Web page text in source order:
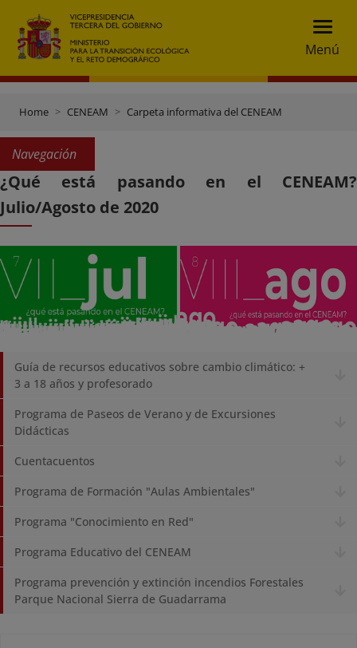
Menú
Home CENEAM Carpeta informativa del CENEAM
Navegación
¿Qué está pasando en el CENEAM?
Julio/Agosto de 2020
Guía de recursos educativos sobre cambio climático: +
3 a 18 años y profesorado
Programa de Paseos de Verano y de Excursiones
Didácticas
Cuentacuentos
Programa de Formación "Aulas Ambientales"
Programa "Conocimiento en Red"
Programa Educativo del CENEAM
Programa prevención y extinción incendios Forestales
Parque Nacional Sierra de Guadarrama